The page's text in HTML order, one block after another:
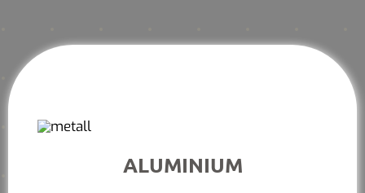
ALUMINIUM